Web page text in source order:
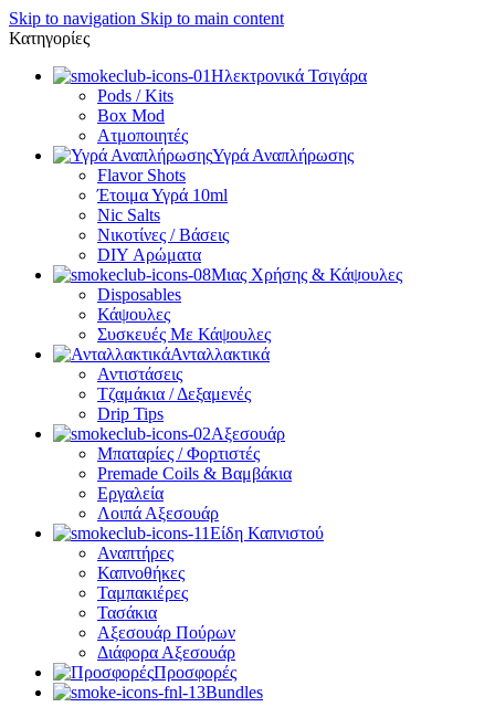
Skip to navigation Skip to main content
Κατηγορίες
Ηλεκτρονικά Τσιγάρα
Pods / Kits
Box Mod
Ατμοποιητές
Υγρά Αναπλήρωσης
Flavor Shots
Έτοιμα Υγρά 10ml
Nic Salts
Νικοτίνες / Βάσεις
DIY Αρώματα
Μιας Χρήσης & Κάψουλες
Disposables
Κάψουλες
Συσκευές Με Κάψουλες
Ανταλλακτικά
Αντιστάσεις
Τζαμάκια / Δεξαμενές
Drip Tips
Αξεσουάρ
Μπαταρίες / Φορτιστές
Premade Coils & Βαμβάκια
Εργαλεία
Λοιπά Αξεσουάρ
Είδη Καπνιστού
Αναπτήρες
Καπνοθήκες
Ταμπακιέρες
Τασάκια
Αξεσουάρ Πούρων
Διάφορα Αξεσουάρ
Προσφορές
Bundles